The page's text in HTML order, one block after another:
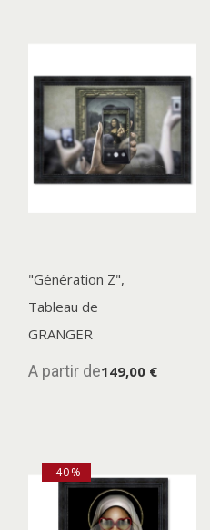
"Génération Z",
Tableau de
GRANGER
A partir de149,00 €
-40%